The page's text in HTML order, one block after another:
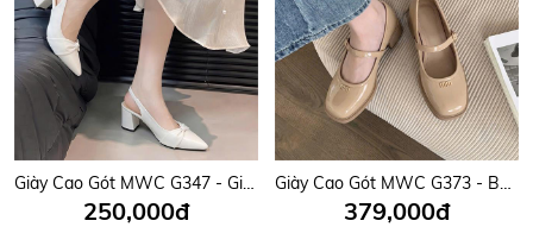
Giày Cao Gót MWC G347 - Giày Gót Vuông 7P Dáng Basic, Mũi Nhọn Phối Quai Nơ Tiểu Thư, Nữ Tính, Sang Trọng.
250,000đ
Giày Cao Gót MWC G373 - Búp Bê Cao Gót Thanh Lịch, Quai Ngang Mảnh Phối Khoá Chữ Kim Loại Sang, Xịn, Mịn.
379,000đ